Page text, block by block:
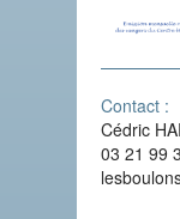
Contact :
Cédric
03 21 99